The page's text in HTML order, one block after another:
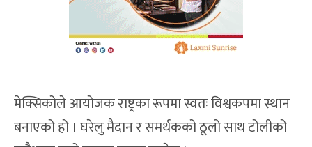
मेक्सिकोले आयोजक राष्ट्रका रूपमा स्वतः विश्वकपमा स्थान
बनाएको हो । घरेलु मैदान र समर्थकको ठूलो साथ टोलीको